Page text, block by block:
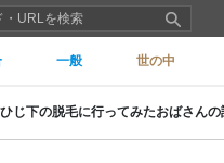
一般 世の中
ひじ下の脱毛に行ってみたおばさん